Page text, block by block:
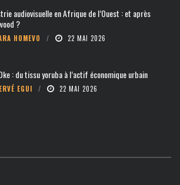
audiovisuelle en Afrique de l’Ouest : et après
?
HOMEVO 22 MAI 2026
: du tissu yoruba à l’actif économique urbain
EGUI 22 MAI 2026